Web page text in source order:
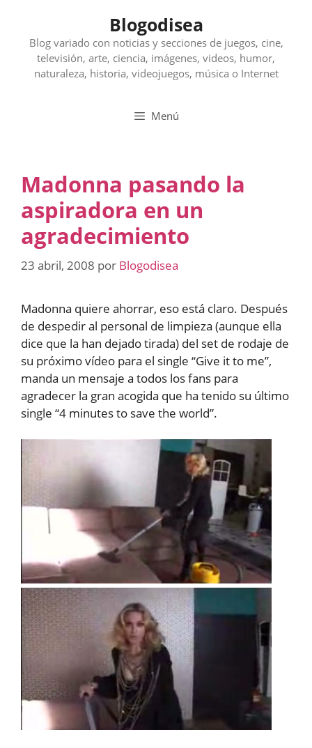
contenido
Blogodisea
Blog variado con noticias y secciones de juegos, cine,
televisión, arte, ciencia, imágenes, videos, humor,
naturaleza, historia, videojuegos, música o Internet
Menú
Madonna pasando la
aspiradora en un
agradecimiento
23 abril, 2008 por Blogodisea
Madonna quiere ahorrar, eso está claro. Después
de despedir al personal de limpieza (aunque ella
dice que la han dejado tirada) del set de rodaje de
su próximo vídeo para el single “Give it to me”,
manda un mensaje a todos los fans para
agradecer la gran acogida que ha tenido su último
single “4 minutes to save the world”.